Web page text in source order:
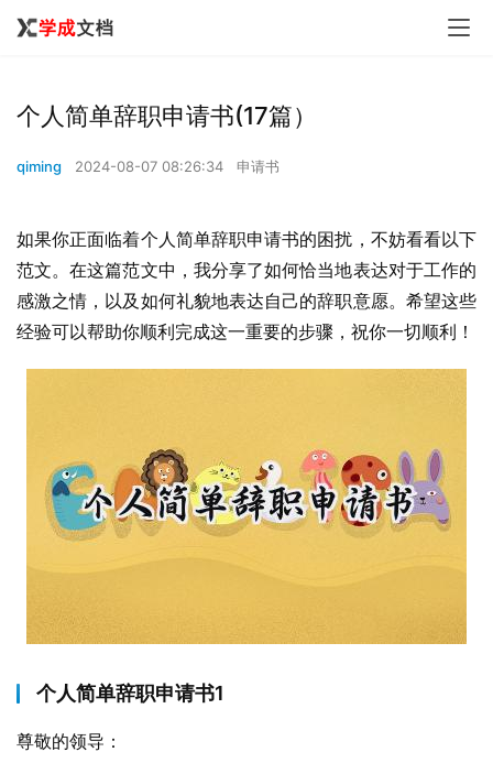
个人简单辞职申请书(17篇）
qiming 2024-08-07 08:26:34 申请书
如果你正面临着个人简单辞职申请书的困扰，不妨看看以下
范文。在这篇范文中，我分享了如何恰当地表达对于工作的
感激之情，以及如何礼貌地表达自己的辞职意愿。希望这些
经验可以帮助你顺利完成这一重要的步骤，祝你一切顺利！
个人简单辞职申请书1
尊敬的领导：